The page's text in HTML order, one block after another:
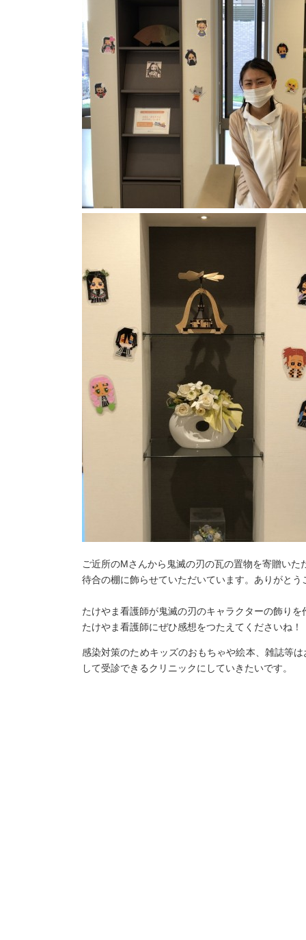
ご近所のMさんから鬼滅の刃の瓦の置物を寄贈いた
待合の棚に飾らせていただいています。ありがとう
たけやま看護師が鬼滅の刃のキャラクターの飾りを
たけやま看護師にぜひ感想をつたえてくださいね！
感染対策のためキッズのおもちゃや絵本、雑誌等
して受診できるクリニックにしていきたいです。